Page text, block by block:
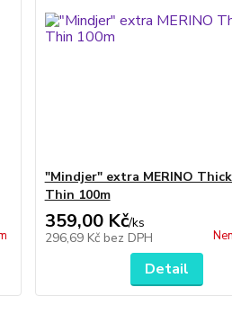
"Mindjer" extra MERINO
Thin 100m
359,00 Kč/ks
296,69 Kč bez DPH
Detail